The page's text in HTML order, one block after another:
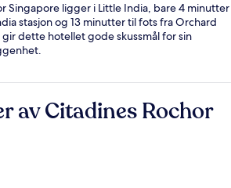
Singapore ligger i Little India, bare 4 minutter
stasjon og 13 minutter til fots fra Orchard
gir dette hotellet gode skussmål for sin
av Citadines Rochor